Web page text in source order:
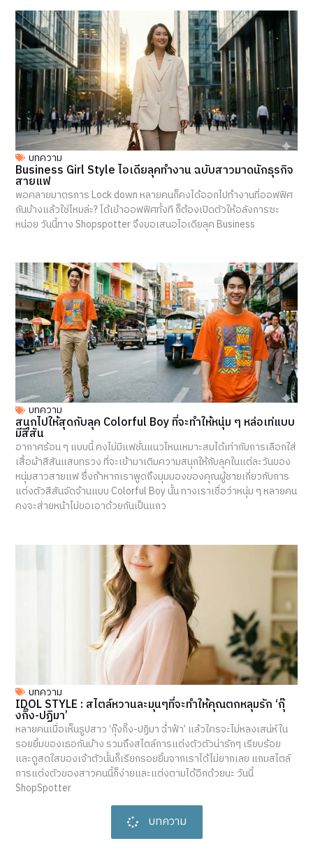
บทความ
Business Girl Style ไอเดียลุคทำงาน ฉบับสาวมาดนักธุรกิจ
สายแฟ
พอคลายมาตรการ Lock down หลายคนก็คงได้ออกไปทำงานที่ออฟฟิศ
กันบ้างแล้วใช่ไหมล่ะ? ได้เข้าออฟฟิศทั้งที ก็ต้องเปิดตัวให้อลังการซะ
หน่อย วันนี้ทาง Shopspotter จึงขอเสนอไอเดียลุค Business
บทความ
สนุกไปให้สุดกับลุค Colorful Boy ที่จะทำให้หนุ่ม ๆ หล่อเท่แบบ
มีสีสัน
อากาศร้อน ๆ แบบนี้ คงไม่มีแฟชั่นแนวไหนเหมาะสมได้เท่ากับการเลือกใส่
เสื้อผ้าสีสันแสบทรวง ที่จะเข้ามาเติมความสนุกให้กับลุคในแต่ละวันของ
หนุ่มสาวสายแฟ ซึ่งถ้าหากเราพูดถึงมุมมองของคุณผู้ชายเกี่ยวกับการ
แต่งตัวสีสันจัดจ้านแบบ Colorful Boy นั้น ทางเราเชื่อว่าหนุ่ม ๆ หลายคน
คงจะส่ายหน้าไม่ขอเอาด้วยกันเป็นแถว
บทความ
IDOL STYLE : สไตล์หวานละมุนๆที่จะทำให้คุณตกหลุมรัก ‘กุ๊
งกิ๊ง-ปฏิมา’
หลายคนเมื่อเห็นรูปสาว ‘กุ๊งกิ๊ง-ปฏิมา ฉ่ำฟ้า’ แล้วใครจะไม่หลงเสน่ห์ใน
รอยยิ้มของเธอกันบ้าง รวมถึงสไตล์การแต่งตัวตัวน่ารักๆ เรียบร้อย
และดูสดใสของเจ้าตัวนั้นก็เรียกรอยยิ้มจากเราได้ไม่ยากเลย แถมสไตล์
การแต่งตัวของสาวคนนี้ก็ง่ายและแต่งตามได้อีกด้วยนะ วันนี้
ShopSpotter
บทความ